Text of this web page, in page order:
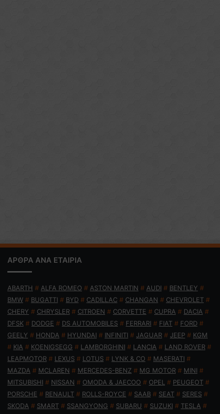
ΑΡΘΡΑ ΑΝΑ ΕΤΑΙΡΙΑ
ABARTH # ALFA ROMEO # ASTON MARTIN # AUDI # BENTLEY #
BMW # BUGATTI # BYD # CADILLAC # CHANGAN # CHEVROLET #
CHERY # CHRYSLER # CITROEN # CORVETTE # CUPRA # DACIA #
DFSK # DODGE # DS AUTOMOBILES # FERRARI # FIAT # FORD #
GEELY # HONDA # HYUNDAI # INFINITI # JAGUAR # JEEP # KGM
# KIA # KOENIGSEGG # LAMBORGHINI # LANCIA # LAND ROVER #
LEAPMOTOR # LEXUS # LOTUS # LYNK & CO # MASERATI #
MAZDA # MCLAREN # MERCEDES-BENZ # MG MOTOR # MINI #
MITSUBISHI # NISSAN # OMODA & JAECOO # OPEL # PEUGEOT #
PORSCHE # RENAULT # ROLLS-ROYCE # SAAB # SEAT # SERES #
SKODA # SMART # SSANGYONG # SUBARU # SUZUKI # TESLA #